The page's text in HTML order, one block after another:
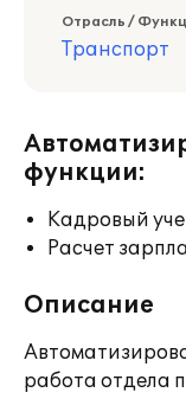
Отрасль /
Транспорт
функции:
Кадровый
Расчет
Описание
работа отдела